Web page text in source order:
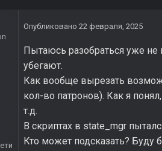
Опубликовано 22 февраля, 2025
Пытаюсь разобраться уже не
убегают.
Как вообще вырезать
кол-во патронов). Как я
т.д.
В скриптах в state_mgr
Кто может подсказать? Буду